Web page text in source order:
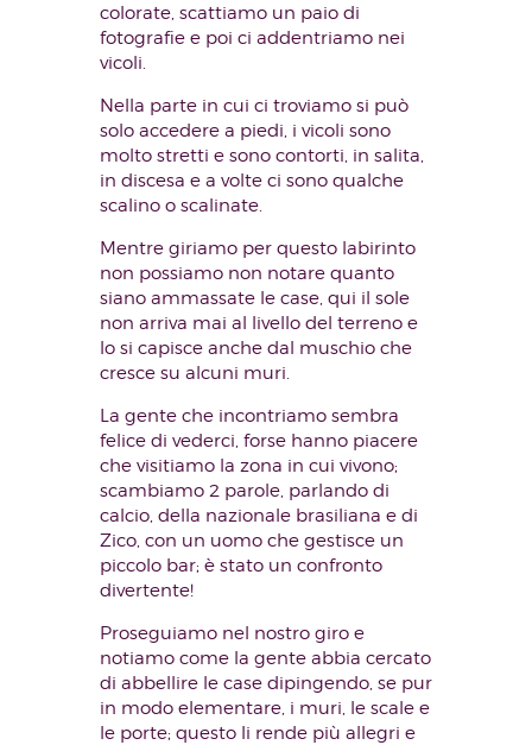
colorate, scattiamo un paio di
fotografie e poi ci addentriamo nei
vicoli.
Nella parte in cui ci troviamo si può
solo accedere a piedi, i vicoli sono
molto stretti e sono contorti, in salita,
in discesa e a volte ci sono qualche
scalino o scalinate.
Mentre giriamo per questo labirinto
non possiamo non notare quanto
siano ammassate le case, qui il sole
non arriva mai al livello del terreno e
lo si capisce anche dal muschio che
cresce su alcuni muri.
La gente che incontriamo sembra
felice di vederci, forse hanno piacere
che visitiamo la zona in cui vivono;
scambiamo 2 parole, parlando di
calcio, della nazionale brasiliana e di
Zico, con un uomo che gestisce un
piccolo bar; è stato un confronto
divertente!
Proseguiamo nel nostro giro e
notiamo come la gente abbia cercato
di abbellire le case dipingendo, se pur
in modo elementare, i muri, le scale e
le porte; questo li rende più allegri e